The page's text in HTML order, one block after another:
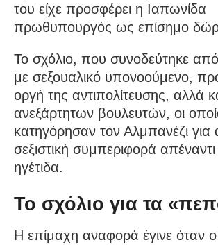
του είχε προσφέρει η Ιαπωνίδα
πρωθυπουργός ως επίσημο
Το σχόλιο, που συνοδεύτηκε από
με σεξουαλικό υπονοούμενο,
οργή της αντιπολίτευσης, αλλά
ανεξάρτητων βουλευτών, οι
κατηγόρησαν τον Αλμπανέζι για
σεξιστική συμπεριφορά
ηγέτιδα.
Το σχόλιο για τα
Η επίμαχη αναφορά έγινε όταν ο